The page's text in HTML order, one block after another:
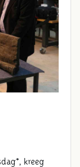
kreeg